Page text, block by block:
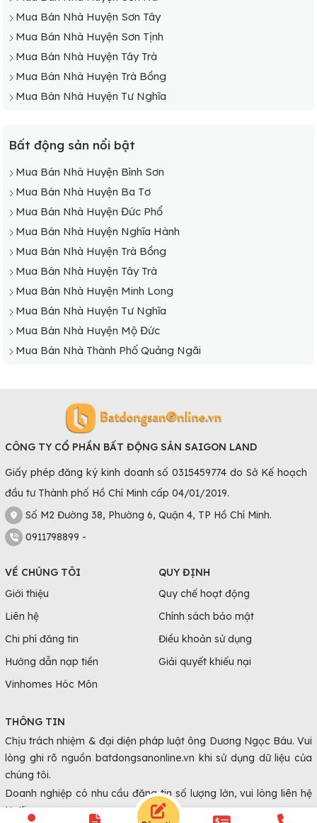
Mua Bán Nhà Huyện Sơn Tây
Mua Bán Nhà Huyện Sơn Tịnh
Mua Bán Nhà Huyện Tây Trà
Mua Bán Nhà Huyện Trà Bồng
Mua Bán Nhà Huyện Tư Nghĩa
Bất động sản nổi bật
Mua Bán Nhà Huyện Bình Sơn
Mua Bán Nhà Huyện Ba Tơ
Mua Bán Nhà Huyện Đức Phổ
Mua Bán Nhà Huyện Nghĩa Hành
Mua Bán Nhà Huyện Trà Bồng
Mua Bán Nhà Huyện Tây Trà
Mua Bán Nhà Huyện Minh Long
Mua Bán Nhà Huyện Tư Nghĩa
Mua Bán Nhà Huyện Mộ Đức
Mua Bán Nhà Thành Phố Quảng Ngãi
CÔNG TY CỔ PHẦN BẤT ĐỘNG SẢN SAIGON LAND
Giấy phép đăng ký kinh doanh số 0315459774 do Sở Kế hoạch
đầu tư Thành phố Hồ Chí Minh cấp 04/01/2019.
Số M2 Đường 38, Phường 6, Quận 4, TP Hồ Chí Minh.
0911798899 -
VỀ CHÚNG TÔI
Giới thiệu
Liên hệ
Chi phí đăng tin
Hướng dẫn nạp tiền
Vinhomes Hóc Môn
QUY ĐỊNH
Quy chế hoạt động
Chính sách bảo mật
Điều khoản sử dụng
Giải quyết khiếu nại
THÔNG TIN
Chịu trách nhiệm & đại diện pháp luật ông Dương Ngọc Báu. Vui
lòng ghi rõ nguồn batdongsanonline.vn khi sử dụng dữ liệu của
chúng tôi.
Doanh nghiệp có nhu cầu đăng tin số lượng lớn, vui lòng liên hệ
Hotline.